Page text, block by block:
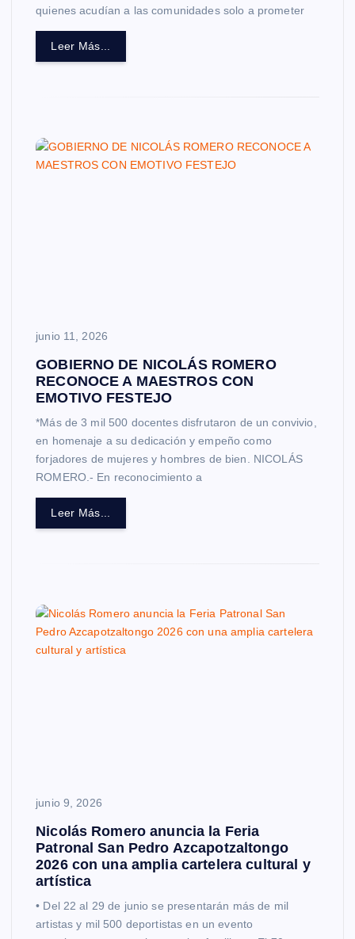
quienes acudían a las comunidades solo a prometer
Leer Más...
junio 11, 2026
GOBIERNO DE NICOLÁS ROMERO
RECONOCE A MAESTROS CON
EMOTIVO FESTEJO
*Más de 3 mil 500 docentes disfrutaron de un convivio,
en homenaje a su dedicación y empeño como
forjadores de mujeres y hombres de bien. NICOLÁS
ROMERO.- En reconocimiento a
Leer Más...
junio 9, 2026
Nicolás Romero anuncia la Feria
Patronal San Pedro Azcapotzaltongo
2026 con una amplia cartelera cultural y
artística
• Del 22 al 29 de junio se presentarán más de mil
artistas y mil 500 deportistas en un evento